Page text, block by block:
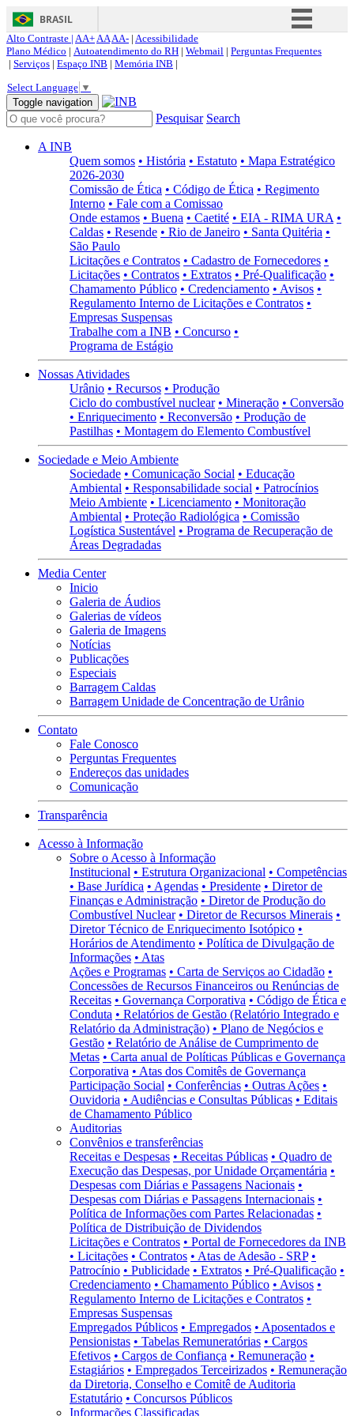
BRASIL
Simplifique!
Acesso à informação
Canais
Alto Contraste | AA+AAAA- | Acessibilidade
Plano Médico | Autoatendimento do RH | Webmail | Perguntas Frequentes
| Serviços | Espaço INB | Memória INB |
Select Language ▼
Toggle navigation
Pesquisar Search
A INB
Quem somos • História • Estatuto • Mapa Estratégico
2026-2030
Comissão de Ética • Código de Ética • Regimento
Interno • Fale com a Comissao
Onde estamos • Buena • Caetité • EIA - RIMA URA •
Caldas • Resende • Rio de Janeiro • Santa Quitéria •
São Paulo
Licitações e Contratos • Cadastro de Fornecedores •
Licitações • Contratos • Extratos • Pré-Qualificação •
Chamamento Público • Credenciamento • Avisos •
Regulamento Interno de Licitações e Contratos •
Empresas Suspensas
Trabalhe com a INB • Concurso •
Programa de Estágio
Nossas Atividades
Urânio • Recursos • Produção
Ciclo do combustível nuclear • Mineração • Conversão
• Enriquecimento • Reconversão • Produção de
Pastilhas • Montagem do Elemento Combustível
Sociedade e Meio Ambiente
Sociedade • Comunicação Social • Educação
Ambiental • Responsabilidade social • Patrocínios
Meio Ambiente • Licenciamento • Monitoração
Ambiental • Proteção Radiológica • Comissão
Logística Sustentável • Programa de Recuperação de
Áreas Degradadas
Media Center
Inicio
Galeria de Áudios
Galerias de vídeos
Galeria de Imagens
Notícias
Publicações
Especiais
Barragem Caldas
Barragem Unidade de Concentração de Urânio
Contato
Fale Conosco
Perguntas Frequentes
Endereços das unidades
Comunicação
Transparência
Acesso à Informação
Sobre o Acesso à Informação
Institucional • Estrutura Organizacional • Competências
• Base Jurídica • Agendas • Presidente • Diretor de
Finanças e Administração • Diretor de Produção do
Combustível Nuclear • Diretor de Recursos Minerais •
Diretor Técnico de Enriquecimento Isotópico •
Horários de Atendimento • Política de Divulgação de
Informações • Atas
Ações e Programas • Carta de Serviços ao Cidadão •
Concessões de Recursos Financeiros ou Renúncias de
Receitas • Governança Corporativa • Código de Ética e
Conduta • Relatórios de Gestão (Relatório Integrado e
Relatório da Administração) • Plano de Negócios e
Gestão • Relatório de Análise de Cumprimento de
Metas • Carta anual de Políticas Públicas e Governança
Corporativa • Atas dos Comitês de Governança
Participação Social • Conferências • Outras Ações •
Ouvidoria • Audiências e Consultas Públicas • Editais
de Chamamento Público
Auditorias
Convênios e transferências
Receitas e Despesas • Receitas Públicas • Quadro de
Execução das Despesas, por Unidade Orçamentária •
Despesas com Diárias e Passagens Nacionais •
Despesas com Diárias e Passagens Internacionais •
Política de Informações com Partes Relacionadas •
Política de Distribuição de Dividendos
Licitações e Contratos • Portal de Fornecedores da INB
• Licitações • Contratos • Atas de Adesão - SRP •
Patrocínio • Publicidade • Extratos • Pré-Qualificação •
Credenciamento • Chamamento Público • Avisos •
Regulamento Interno de Licitações e Contratos •
Empresas Suspensas
Empregados Públicos • Empregados • Aposentados e
Pensionistas • Tabelas Remuneratórias • Cargos
Efetivos • Cargos de Confiança • Remuneração •
Estagiários • Empregados Terceirizados • Remuneração
da Diretoria, Conselho e Comitê de Auditoria
Estatutário • Concursos Públicos
Informações Classificadas